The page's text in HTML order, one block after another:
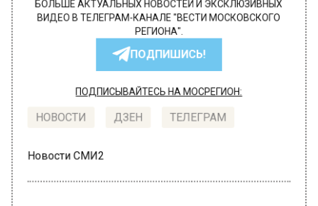
БОЛЬШЕ АКТУАЛЬНЫХ НОВОСТЕЙ И ЭКСКЛЮЗИВНЫХ
ВИДЕО В ТЕЛЕГРАМ-КАНАЛЕ "ВЕСТИ МОСКОВСКОГО
РЕГИОНА".
ПОДПИШИСЬ!
ПОДПИСЫВАЙТЕСЬ НА МОСРЕГИОН:
НОВОСТИ ДЗЕН ТЕЛЕГРАМ
Новости СМИ2